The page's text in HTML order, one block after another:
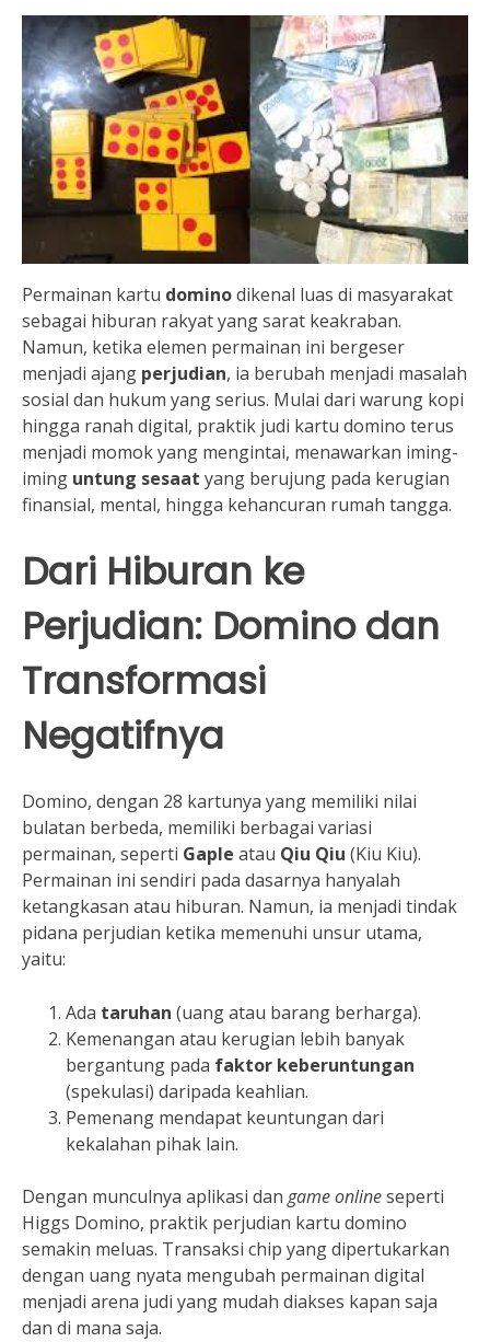
Permainan kartu dominodikenal luas di masyarakat
sebagai hiburan rakyat yang sarat keakraban.
Namun, ketika elemen permainan ini bergeser
menjadi ajang perjudian, ia berubah menjadi masalah
sosial dan hukum yang serius. Mulai dari warung kopi
hingga ranah digital, praktik judi kartu domino terus
menjadi momok yang mengintai, menawarkan iming-
iming untung sesaat yang berujung pada kerugian
finansial, mental, hingga kehancuran rumah tangga.
Dari Hiburan ke
Perjudian: Domino dan
Transformasi
Negatifnya
Domino, dengan 28 kartunya yang memiliki nilai
bulatan berbeda, memiliki berbagai variasi
permainan, seperti Gaple atau Qiu Qiu (Kiu Kiu).
Permainan ini sendiri pada dasarnya hanyalah
ketangkasan atau hiburan. Namun, ia menjadi tindak
pidana perjudian ketika memenuhi unsur utama,
yaitu:
Ada taruhan (uang atau barang berharga).
Kemenangan atau kerugian lebih banyak
bergantung pada faktor keberuntungan
(spekulasi) daripada keahlian.
Pemenang mendapat keuntungan dari
kekalahan pihak lain.
Dengan munculnya aplikasi dan game onlineseperti
Higgs Domino, praktik perjudian kartu domino
semakin meluas. Transaksi chip yang dipertukarkan
dengan uang nyata mengubah permainan digital
menjadi arena judi yang mudah diakses kapan saja
dan di mana saja.